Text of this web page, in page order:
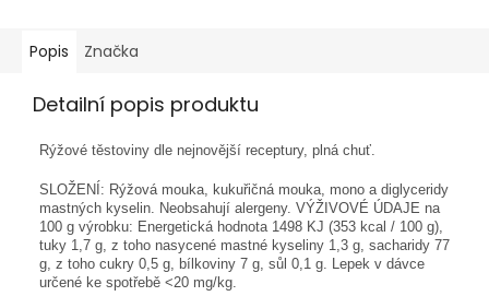
Popis Značka
Detailní popis produktu
Rýžové těstoviny dle nejnovější receptury, plná chuť.
SLOŽENÍ: Rýžová mouka, kukuřičná mouka, mono a diglyceridy
mastných kyselin. Neobsahují alergeny. VÝŽIVOVÉ ÚDAJE na
100 g výrobku: Energetická hodnota 1498 KJ (353 kcal / 100 g),
tuky 1,7 g, z toho nasycené mastné kyseliny 1,3 g, sacharidy 77
g, z toho cukry 0,5 g, bílkoviny 7 g, sůl 0,1 g. Lepek v dávce
určené ke spotřebě <20 mg/kg.